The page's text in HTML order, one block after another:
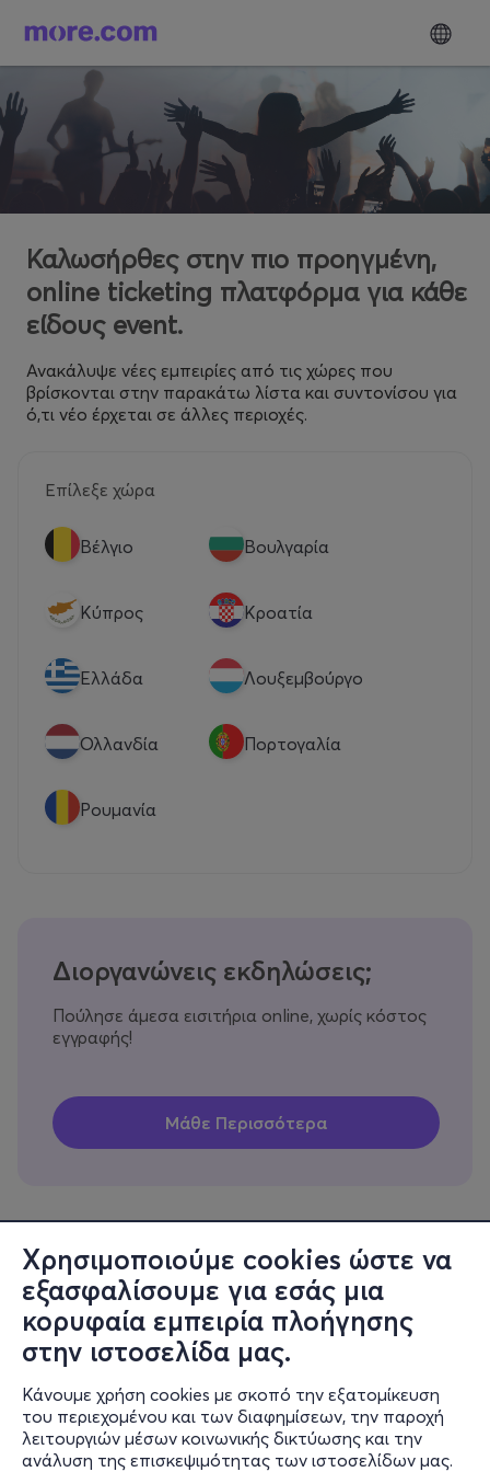
Χρησιμοποιούμε cookies ώστε να
εξασφαλίσουμε για εσάς μια
κορυφαία εμπειρία πλοήγησης
στην ιστοσελίδα μας.
Κάνουμε χρήση cookies με σκοπό την εξατομίκευση
του περιεχομένου και των διαφημίσεων, την παροχή
λειτουργιών μέσων κοινωνικής δικτύωσης και την
ανάλυση της επισκεψιμότητας των ιστοσελίδων μας.
Καλωσήρθες στην πιο προηγμένη,
online ticketing πλατφόρμα για κάθε
είδους event.
Ανακάλυψε νέες εμπειρίες από τις χώρες που
βρίσκονται στην παρακάτω λίστα και συντονίσου για
ό,τι νέο έρχεται σε άλλες περιοχές.
Επίλεξε χώρα
Βέλγιο Βουλγαρία
Κύπρος Κροατία
Eλλάδα Λουξεμβούργο
Ολλανδία Πορτογαλία
Ρουμανία
Διοργανώνεις εκδηλώσεις;
Πούλησε άμεσα εισιτήρια online, χωρίς κόστος
εγγραφής!
Πληροφορίες
Υποστήριξη
Stay Connected